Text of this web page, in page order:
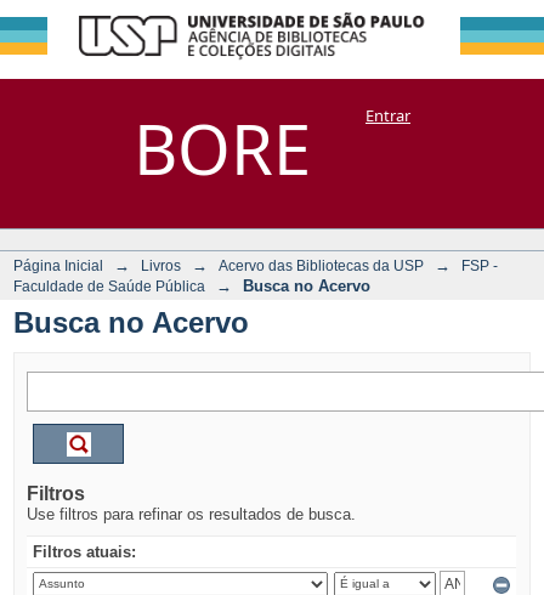
BORE
Busca no Acervo
DSpace/Manakin + CoriscoEntrar
Página Inicial → Livros → Acervo das Bibliotecas da USP →
FSP -
Faculdade de Saúde Pública
→ Busca no Acervo
Busca no Acervo
Filtros
Use filtros para refinar os resultados de busca.
Filtros atuais: